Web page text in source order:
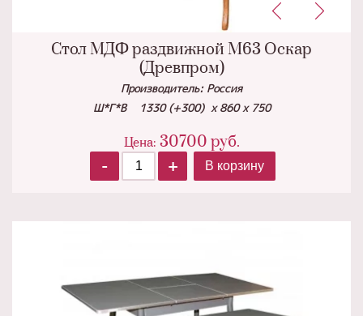
Стол МДФ раздвижной М63 Оскар
(Древпром)
Производитель: Россия
Ш*Г*В 1330 (+300) х 860 х 750
Цена: 30700 руб.
-
+ В корзину